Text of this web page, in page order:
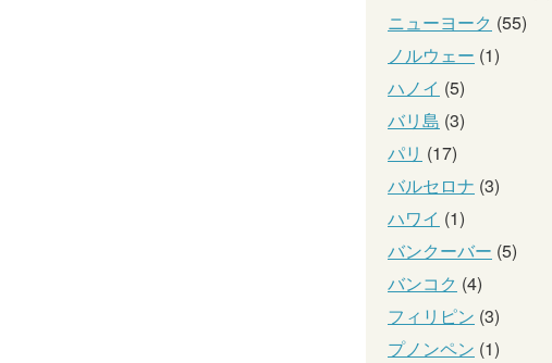
ニューヨーク (55)
ノルウェー (1)
ハノイ (5)
バリ島 (3)
パリ (17)
バルセロナ (3)
ハワイ (1)
バンクーバー (5)
バンコク (4)
フィリピン (3)
プノンペン (1)